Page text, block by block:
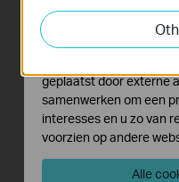
How to set up a TP-
Link Range Extender
functionaliteit van de
verbeteren.
geplaatst door externe
samenwerken om een
interesses en u zo van
voorzien op andere
Alle